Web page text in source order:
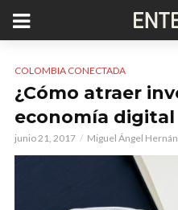
COLOMBIA CONECTADA
¿Cómo atraer
economía digital
junio 21, 2017 Miguel Ángel